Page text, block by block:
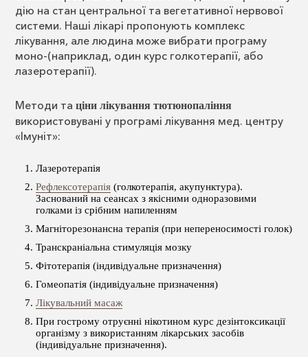
дію на стан центральної та вегетативної нервової
системи. Наші лікарі пропонують комплекс
лікування, але людина може вибрати програму
моно-(наприклад, один курс голкотерапії, або
лазеротерапії).
Методи та ціни лікування тютюнопаління
використовувані у програмі лікування мед. центру
«Імуніт»:
Лазеротерапія
Рефлексотерапія (голкотерапія, акупунктура).
Заснований на сеансах з якісними одноразовими
голками із срібним напиленням
Магніторезонансна терапія (при непереносимості голок)
Транскраніальна стимуляція мозку
Фітотерапія (індивідуальне призначення)
Гомеопатія (індивідуальне призначення)
Лікувальний масаж
При гострому отруєнні нікотином курс дезінтоксикації
організму з використанням лікарських засобів
(індивідуальне призначення).